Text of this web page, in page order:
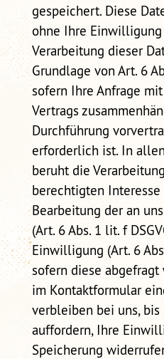
gespeichert. Diese
ohne Ihre
Verarbeitung dieser
Grundlage von Art. 6
sofern Ihre Anfrage
Vertrags
Durchführung
erforderlich ist. In
beruht die
berechtigten
Bearbeitung der an
(Art. 6 Abs. 1 lit. f
Einwilligung (Art. 6
sofern diese
im Kontaktformular
verbleiben bei uns, bis
auffordern, Ihre
Speicherung